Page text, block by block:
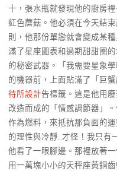
十，張水瓶就發現他的廚房
紅色蘑菇。他必須在今天結
則，他那份單戀就會變成某
滿了星座圖表和過期甜甜圈
的秘密武器。「我需要星象
的機器前，上面貼滿了「巨
待所設計告標籤。這是他用
改造而成的「情感調節器」
作為燃料，來抵抗那負面的
的理性與冷靜…才怪！我只有
他看了一眼腳邊。那裡放著
用一萬塊小小的天秤座黃銅